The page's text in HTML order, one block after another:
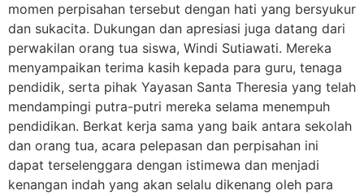
momen perpisahan tersebut dengan hati yang bersyukur
dan sukacita. Dukungan dan apresiasi juga datang dari
perwakilan orang tua siswa, Windi Sutiawati. Mereka
menyampaikan terima kasih kepada para guru, tenaga
pendidik, serta pihak Yayasan Santa Theresia yang telah
mendampingi putra-putri mereka selama menempuh
pendidikan. Berkat kerja sama yang baik antara sekolah
dan orang tua, acara pelepasan dan perpisahan ini
dapat terselenggara dengan istimewa dan menjadi
kenangan indah yang akan selalu dikenang oleh para